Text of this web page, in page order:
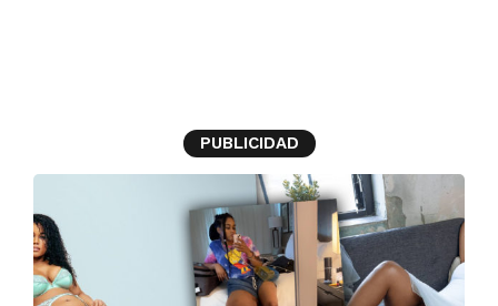
PUBLICIDAD